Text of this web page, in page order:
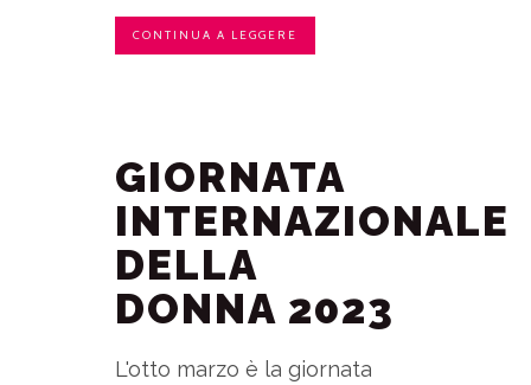
CONTINUA A LEGGERE
GIORNATA
INTERNAZIONALE
DELLA
DONNA 2023
L'otto marzo è la giornata